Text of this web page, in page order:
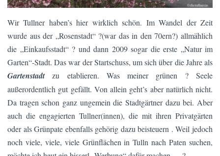
Wir Tullner haben’s hier wirklich schön. Im Wandel der Zeit
wurde aus der „Rosenstadt“ ?(war das in den 70ern?) allmählich
die „Einkaufsstadt“ ?️ und dann 2009 sogar die erste „Natur im
Garten“-Stadt. Das war der Startschuss, um sich über die Jahre als
Gartenstadtzu etablieren. Was meiner grünen ? Seele
außerordentlich gut gefällt. Von allein geht’s aber natürlich nicht.
Da tragen schon ganz ungemein die Stadtgärtner dazu bei. Aber
auch die engagierten Tullner(innen), die mit ihren Privatgärten
oder als Grünpate ebenfalls gehörig dazu beisteuern . Weil jedoch
noch viele, viele, viele Grünflächen in Tulln nach Paten suchen,